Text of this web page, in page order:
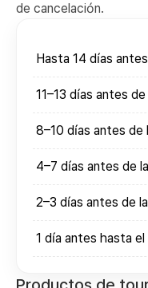
de cancelación.
Hasta 14 días
11–13 días antes
8–10 días antes de
4–7 días antes de
2–3 días antes de
1 día antes hasta